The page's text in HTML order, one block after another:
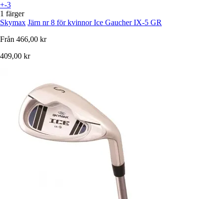
+-3
1 färger
Skymax Järn nr 8 för kvinnor Ice Gaucher IX-5 GR
Från 466,00 kr
409,00 kr